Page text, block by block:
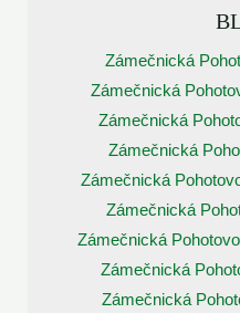
Zámečnická
Zámečnická
Zámečnická
Zámečnická
Zámečnická
Zámečnická
Zámečnická
Zámečnická
Zámečnická